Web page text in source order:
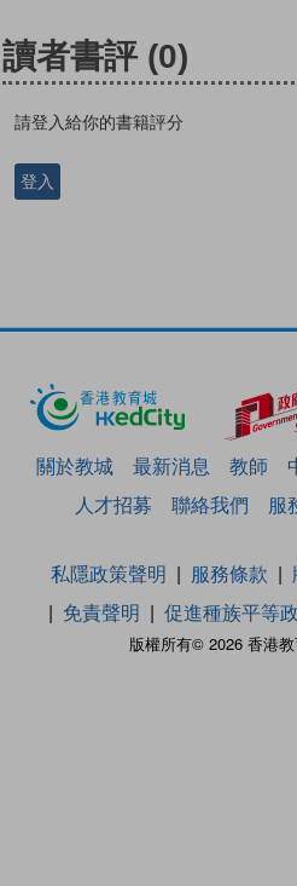
讀者書評 (0)
請登入給你的書籍評分
登入
關於教城 最新消息 教師
人才招募
聯絡我們 服
版權所有© 2026 香港
私隱政策聲明 服務條款
免責聲明
促進種族平等